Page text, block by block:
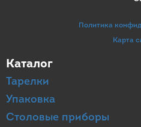
Политика
Карта
Каталог
Тарелки
Упаковка
Столовые приборы